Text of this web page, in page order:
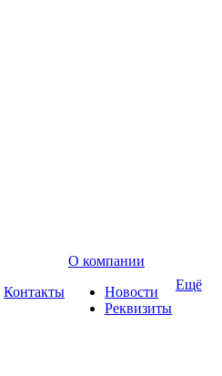
Контакты
О компании
Новости
Реквизиты
Ещё